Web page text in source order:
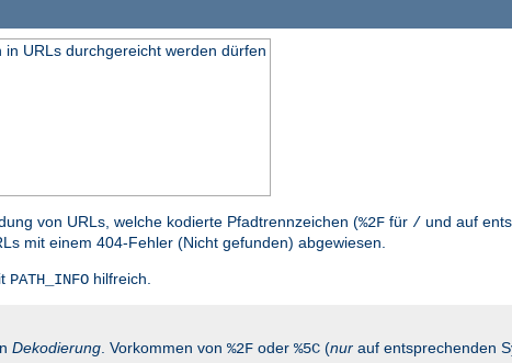
URLs durchgereicht werden dürfen
von URLs, welche kodierte Pfadtrennzeichen (%2F für / und auf
mit einem 404-Fehler (Nicht gefunden) abgewiesen.
PATH_INFO hilfreich.
Dekodierung . Vorkommen von %2F oder %5C (nur auf entsprechenden